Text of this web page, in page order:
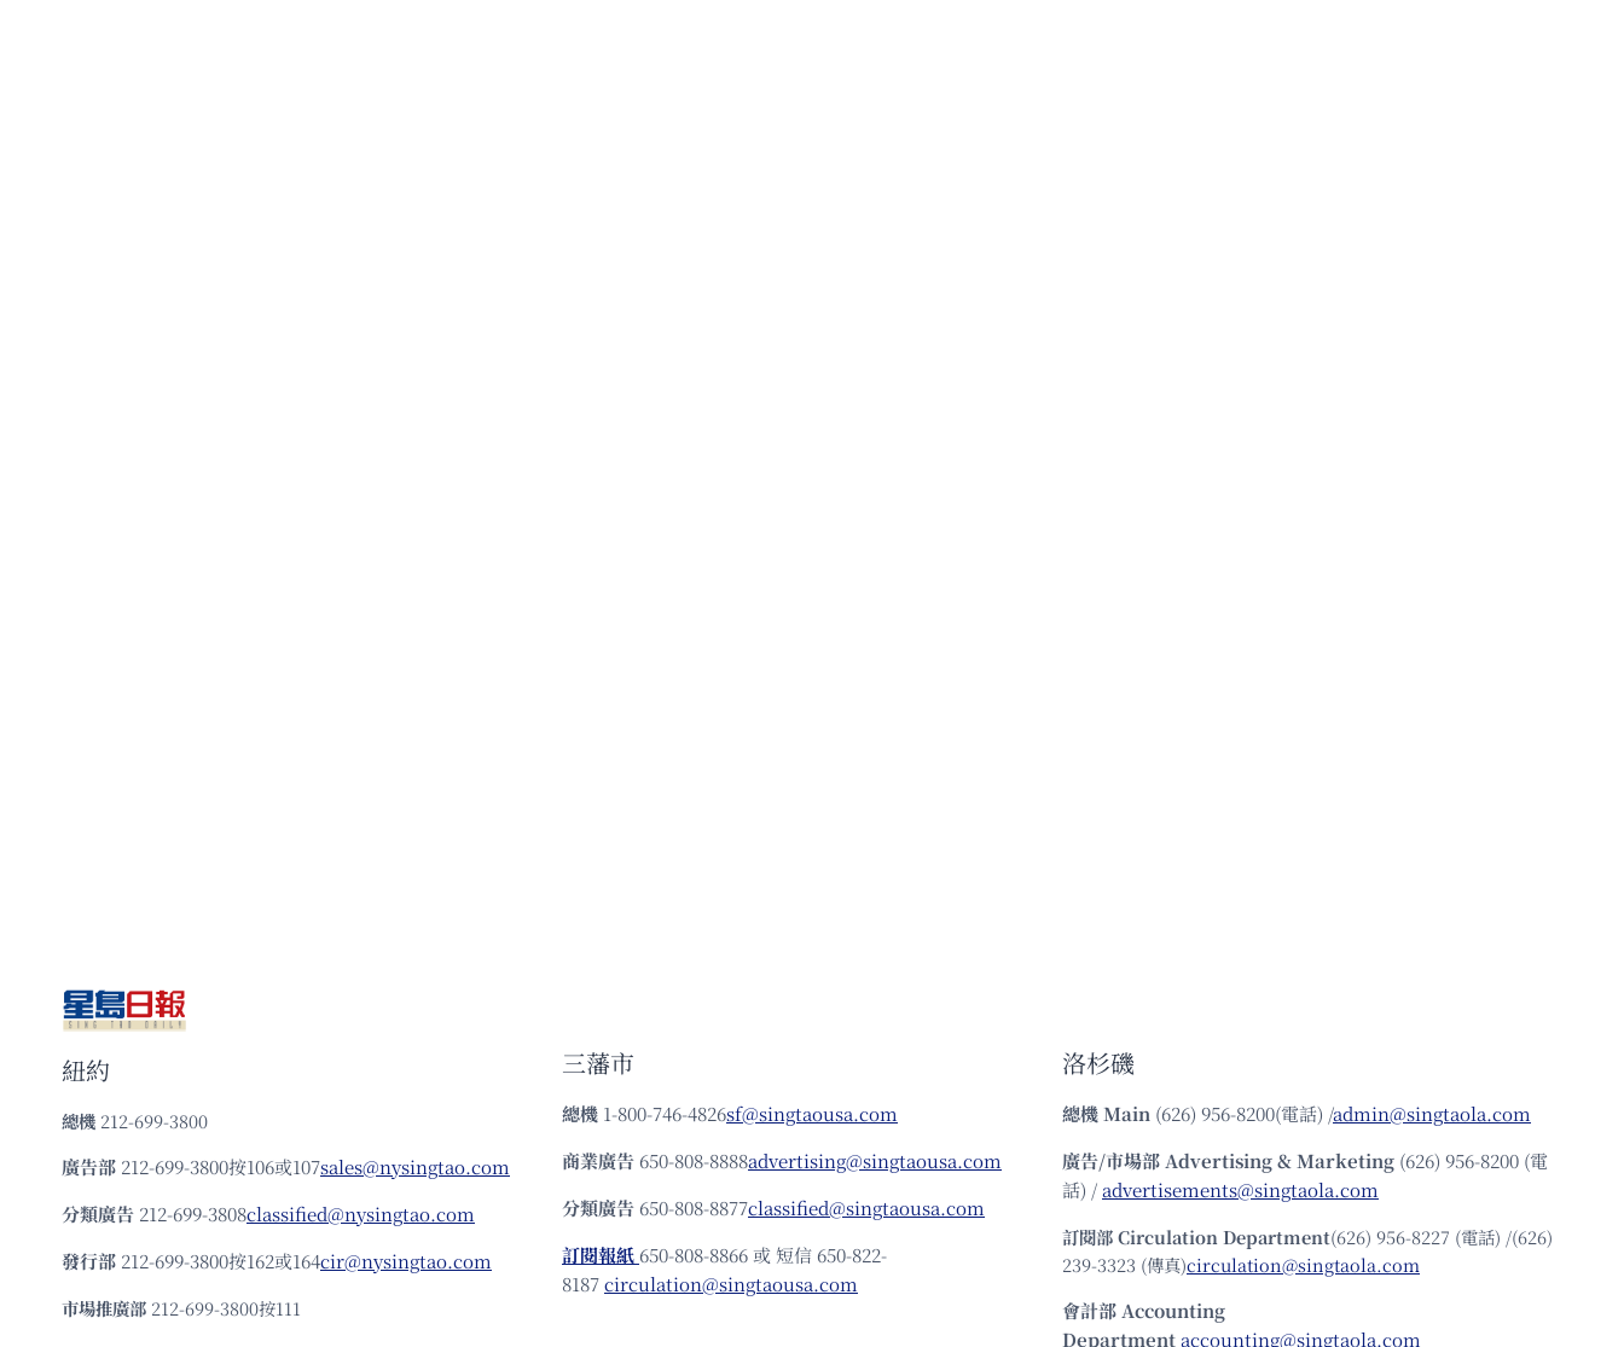
紐約
總機 212-699-3800
廣告部 212-699-3800按106或107sales@nysingtao.com
分類廣告 212-699-3808classified@nysingtao.com
發⾏部 212-699-3800按162或164cir@nysingtao.com
市場推廣部 212-699-3800按111
三藩市
總機 1-800-746-4826sf@singtaousa.com
商業廣告 650-808-8888advertising@singtaousa.com
分類廣告 650-808-8877classified@singtaousa.com
訂閱報紙 650-808-8866 或 短信 650-822-
8187circulation@singtaousa.com
洛杉磯
總機Main (626) 956-8200(電話) /admin@singtaola.com
廣告/市場部Advertising & Marketing (626) 956-8200 (電
話) /advertisements@singtaola.com
訂閱部 Circulation Department(626) 956-8227 (電話) /(626)
239-3323 (傳真)circulation@singtaola.com
會計部 Accounting
Departmentaccounting@singtaola.com